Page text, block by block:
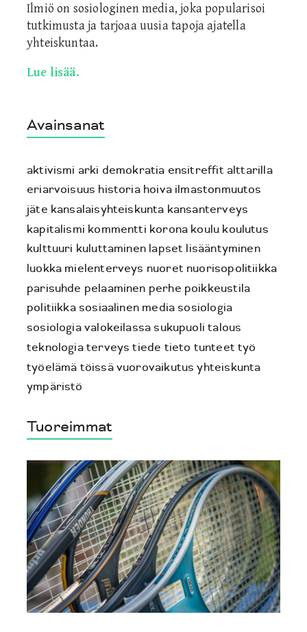
Ilmiö on sosiologinen media, joka popularisoi
tutkimusta ja tarjoaa uusia tapoja ajatella
yhteiskuntaa.
Lue lisää.
Avainsanat
aktivismi arki demokratia ensitreffit alttarilla
eriarvoisuus historia hoiva ilmastonmuutos
jäte kansalaisyhteiskunta kansanterveys
kapitalismi kommentti korona koulu koulutus
kulttuuri kuluttaminen lapset lisääntyminen
luokka mielenterveys nuoret nuorisopolitiikka
parisuhde pelaaminen perhe poikkeustila
politiikka sosiaalinen media sosiologia
sosiologia valokeilassa sukupuoli talous
teknologiaterveys tiede tieto tunteet työ
työelämä töissä vuorovaikutus yhteiskunta
ympäristö
Tuoreimmat